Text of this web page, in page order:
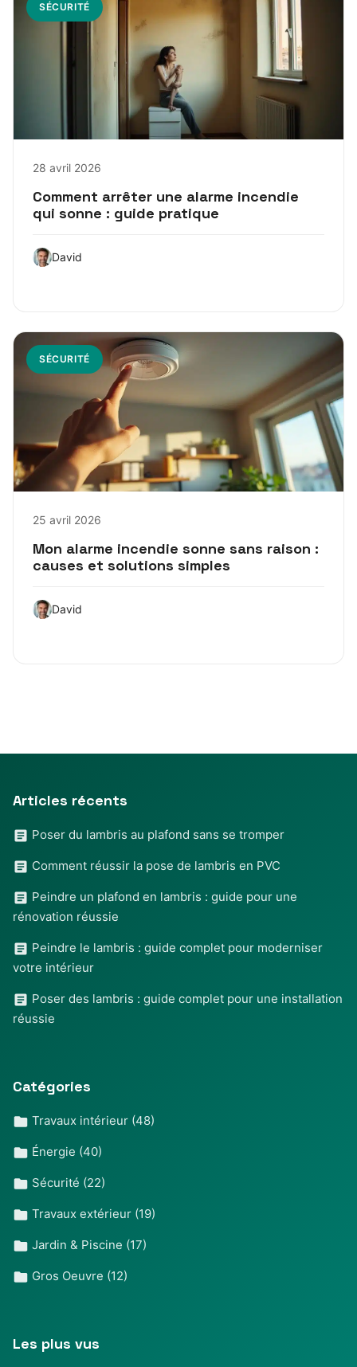
SÉCURITÉ
28 avril 2026
Comment arrêter une alarme incendie
qui sonne : guide pratique
David
SÉCURITÉ
25 avril 2026
Mon alarme incendie sonne sans raison :
causes et solutions simples
David
Articles récents
Poser du lambris au plafond sans se tromper
Comment réussir la pose de lambris en PVC
Peindre un plafond en lambris : guide pour une
rénovation réussie
Peindre le lambris : guide complet pour moderniser
votre intérieur
Poser des lambris : guide complet pour une installation
réussie
Catégories
Travaux intérieur (48)
Énergie (40)
Sécurité (22)
Travaux extérieur (19)
Jardin & Piscine (17)
Gros Oeuvre (12)
Les plus vus